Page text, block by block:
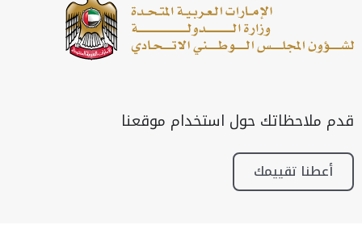
قدم ملاحظاتك حول استخدام موقعنا
أعطنا تقييمك